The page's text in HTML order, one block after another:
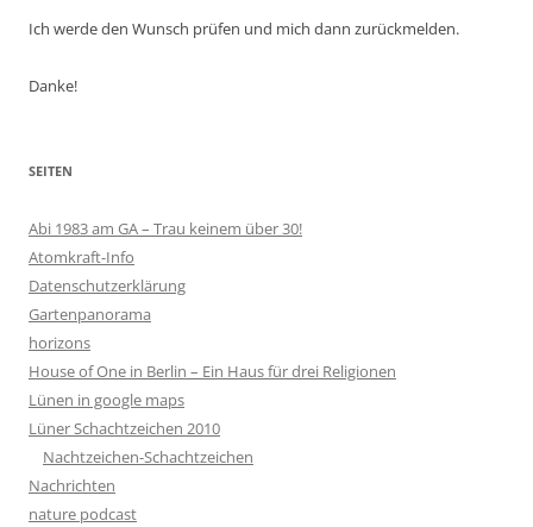
Ich werde den Wunsch prüfen und mich dann zurückmelden.
Danke!
SEITEN
Abi 1983 am GA – Trau keinem über 30!
Atomkraft-Info
Datenschutzerklärung
Gartenpanorama
horizons
House of One in Berlin – Ein Haus für drei Religionen
Lünen in google maps
Lüner Schachtzeichen 2010
Nachtzeichen-Schachtzeichen
Nachrichten
nature podcast